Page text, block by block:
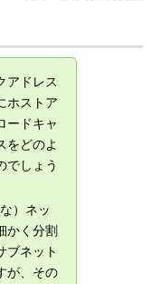
アドレス
ホストア
ードキャ
をどのよ
でしょう
）ネッ
かく分割
ブネット
が、その